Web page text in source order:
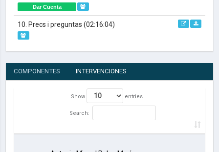
Dar Cuenta
10. Precs i preguntas (02:16:04)
COMPONENTES INTERVENCIONES
Show entries
Search: